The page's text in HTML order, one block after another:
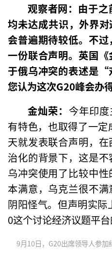
观察者网：由于
均未达成共识，外界
会普遍期待较低。不
一份联合声明。英国
于俄乌冲突的表述是“
您认为这次G20峰会办
金灿荣： 今年印
有特色，也取得了一
天就发表联合声明，
治化的背景下，这是
乌冲突使用了比较中
本满意，乌克兰很不
阴阳怪气。但声明实
0这个讨论经济议题平台
9月10日，G20出席领导人参加